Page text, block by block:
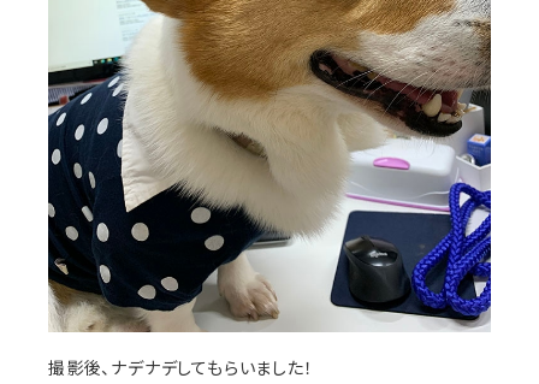
撮影後、ナデナデしてもらいました！